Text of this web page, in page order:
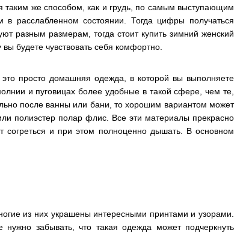
таким же способом, как и грудь, по самым выступающим
расслабленном состоянии. Тогда цифры получаться
разным размерам, тогда стоит купить зимний женский
будете чувствовать себя комфортно.
просто домашняя одежда, в которой вы выполняете
и пуговицах более удобные в такой сфере, чем те,
после ванны или бани, то хорошим вариантом может
полиэстер полар флис. Все эти материалы прекрасно
и при этом полноценно дышать. В основном
из них украшены интересными принтами и узорами.
забывать, что такая одежда может подчеркнуть